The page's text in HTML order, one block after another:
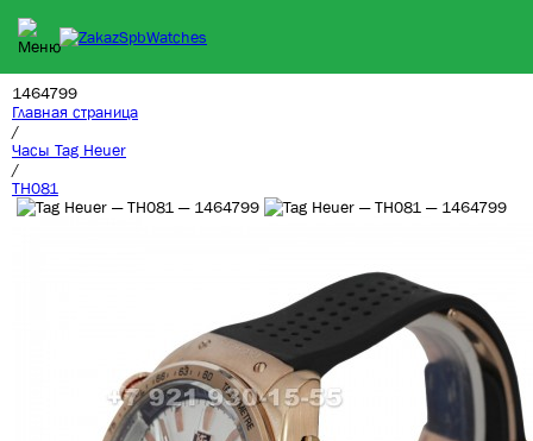
1464799
Главная страница
/
Часы Tag Heuer
/
TH081